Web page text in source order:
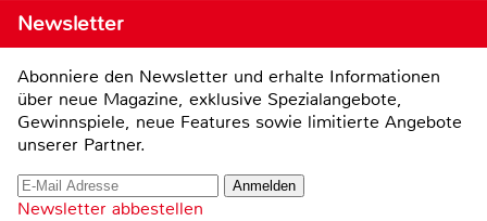
Newsletter
Abonniere den Newsletter und erhalte Informationen
über neue Magazine, exklusive Spezialangebote,
Gewinnspiele, neue Features sowie limitierte Angebote
unserer Partner.
Newsletter abbestellen